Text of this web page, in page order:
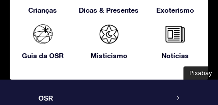
Pixabay
Pixabay
Crianças Dicas & Presentes Exoterismo
Guia da OSR Misticismo Notícias
OSR